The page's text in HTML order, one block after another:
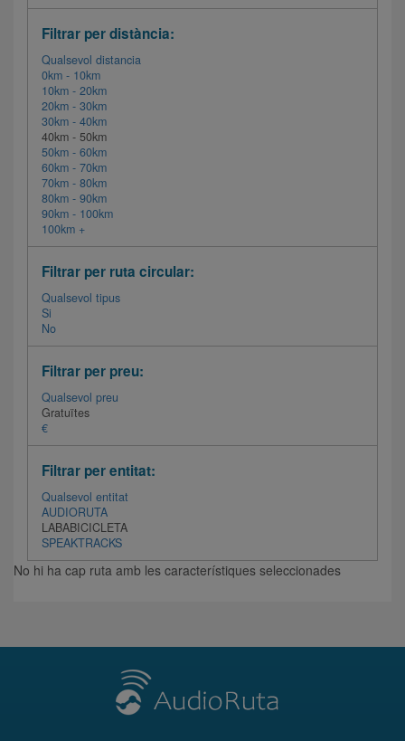
Filtrar per distància:
Qualsevol distancia
0km - 10km
10km - 20km
20km - 30km
30km - 40km
40km - 50km
50km - 60km
60km - 70km
70km - 80km
80km - 90km
90km - 100km
100km +
Filtrar per ruta circular:
Qualsevol tipus
Si
No
Filtrar per preu:
Qualsevol preu
Gratuïtes
€
Filtrar per entitat:
Qualsevol entitat
AUDIORUTA
LABABICICLETA
SPEAKTRACKS
No hi ha cap ruta amb les característiques seleccionades